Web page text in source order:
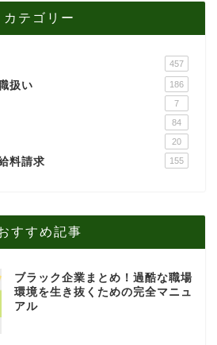
カテゴリー
457
扱い 186
7
84
20
料請求 155
すすめ記事
ブラック企業まとめ！過酷な職場
環境を生き抜くための完全マニュ
アル